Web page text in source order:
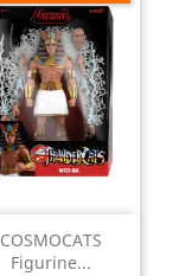
COSMOCATS
Figurine...